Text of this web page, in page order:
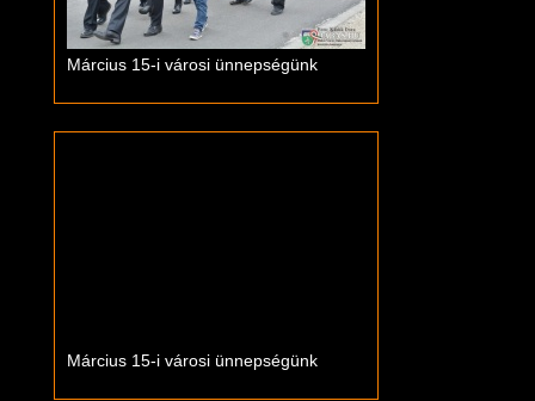
Március 15-i városi ünnepségünk
Március 15-i városi ünnepségünk